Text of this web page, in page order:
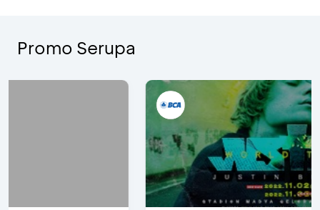
Promo Serupa